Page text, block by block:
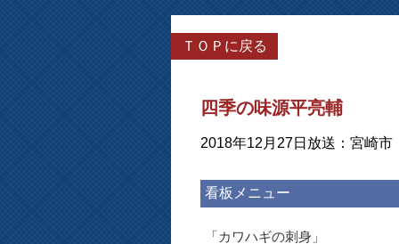
ＴＯＰに戻る
四季の味源平亮輔
2018年12月27日放送：宮崎市
看板メニュー
「カワハギの刺身」